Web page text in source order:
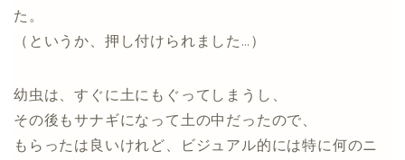
た。
（というか、押し付けられました…）
幼虫は、すぐに土にもぐってしまうし、
その後もサナギになって土の中だったので、
もらったは良いけれど、ビジュアル的には特に何のニ